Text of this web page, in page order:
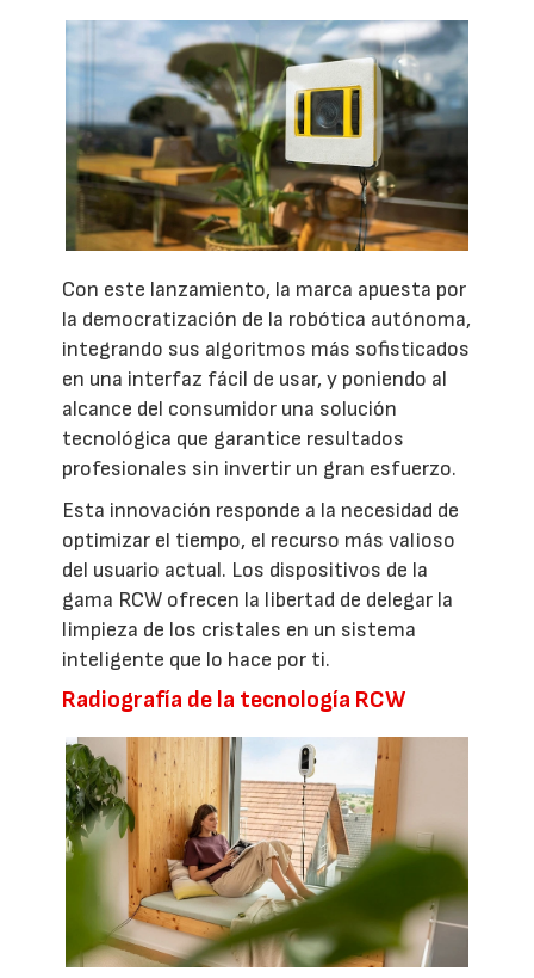
Con este lanzamiento, la marca apuesta por
la democratización de la robótica autónoma,
integrando sus algoritmos más sofisticados
en una interfaz fácil de usar, y poniendo al
alcance del consumidor una solución
tecnológica que garantice resultados
profesionales sin invertir un gran esfuerzo.
Esta innovación responde a la necesidad de
optimizar el tiempo, el recurso más valioso
del usuario actual. Los dispositivos de la
gama RCW ofrecen la libertad de delegar la
limpieza de los cristales en un sistema
inteligente que lo hace por ti.
Radiografía de la tecnología RCW